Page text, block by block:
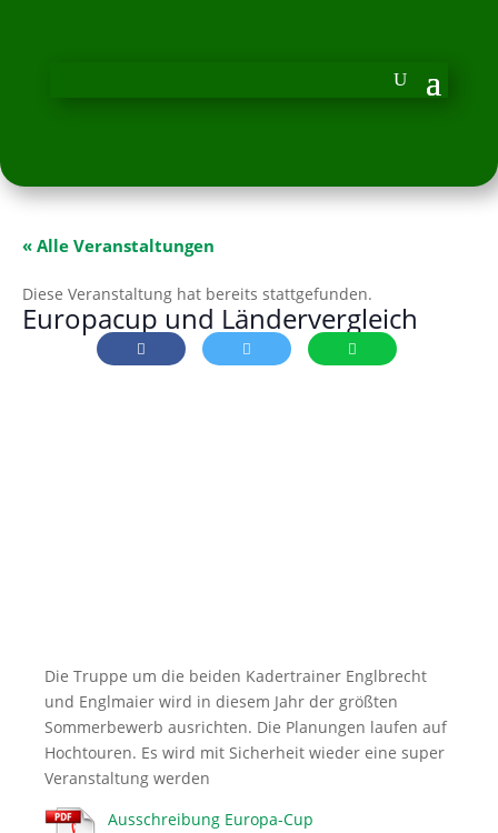
« Alle Veranstaltungen
Diese Veranstaltung hat bereits stattgefunden.
Europacup und Ländervergleich
Die Truppe um die beiden Kadertrainer Englbrecht
und Englmaier wird in diesem Jahr der größten
Sommerbewerb ausrichten. Die Planungen laufen auf
Hochtouren. Es wird mit Sicherheit wieder eine super
Veranstaltung werden
Ausschreibung Europa-Cup